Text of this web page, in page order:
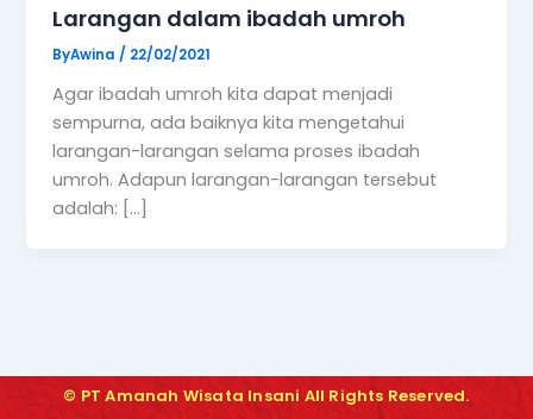
Larangan dalam ibadah umroh
ByAwina / 22/02/2021
Agar ibadah umroh kita dapat menjadi
sempurna, ada baiknya kita mengetahui
larangan-larangan selama proses ibadah
umroh. Adapun larangan-larangan tersebut
adalah: […]
© PT Amanah Wisata Insani All Rights Reserved.